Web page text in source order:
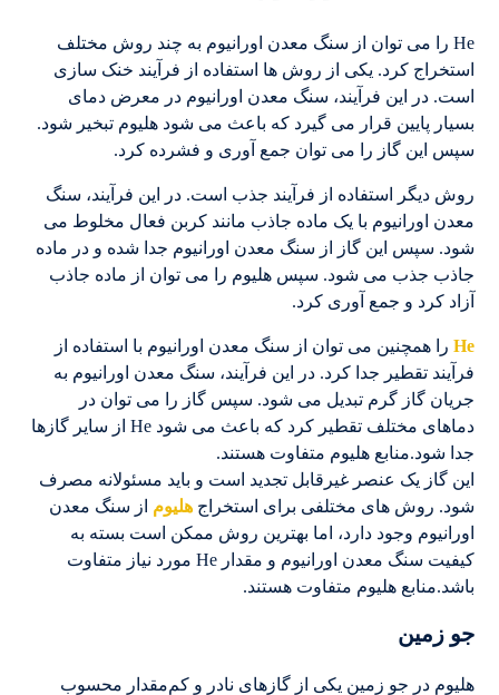
He را می توان از سنگ معدن اورانیوم به چند روش مختلف
استخراج کرد. یکی از روش ها استفاده از فرآیند خنک سازی
است. در این فرآیند، سنگ معدن اورانیوم در معرض دمای
بسیار پایین قرار می گیرد که باعث می شود هلیوم تبخیر شود.
سپس این گاز را می توان جمع آوری و فشرده کرد.
روش دیگر استفاده از فرآیند جذب است. در این فرآیند، سنگ
معدن اورانیوم با یک ماده جاذب مانند کربن فعال مخلوط می
شود. سپس این گاز از سنگ معدن اورانیوم جدا شده و در ماده
جاذب جذب می شود. سپس هلیوم را می توان از ماده جاذب
آزاد کرد و جمع آوری کرد.
He را همچنین می توان از سنگ معدن اورانیوم با استفاده از
فرآیند تقطیر جدا کرد. در این فرآیند، سنگ معدن اورانیوم به
جریان گاز گرم تبدیل می شود. سپس گاز را می توان در
دماهای مختلف تقطیر کرد که باعث می شود He از سایر گازها
جدا شود.منابع هلیوم متفاوت هستند.
این گاز یک عنصر غیرقابل تجدید است و باید مسئولانه مصرف
شود. روش های مختلفی برای استخراجهلیوم از سنگ معدن
اورانیوم وجود دارد، اما بهترین روش ممکن است بسته به
کیفیت سنگ معدن اورانیوم و مقدار He مورد نیاز متفاوت
باشد.منابع هلیوم متفاوت هستند.
جو زمین
هلیوم در جو زمین یکی از گازهای نادر و کم‌مقدار محسوب